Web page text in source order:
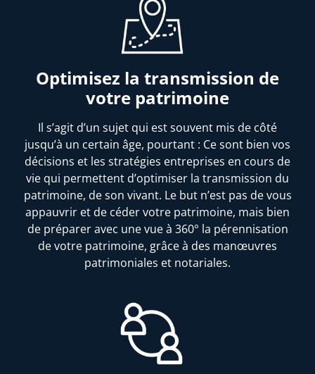
Optimisez la transmission de
votre patrimoine
Il s’agit d’un sujet qui est souvent mis de côté
jusqu’à un certain âge, pourtant : Ce sont bien vos
décisions et les stratégies entreprises en cours de
vie qui permettent d’optimiser la transmission du
patrimoine, de son vivant. Le but n’est pas de vous
appauvrir et de céder votre patrimoine, mais bien
de préparer avec une vue à 360° la pérennisation
de votre patrimoine, grâce à des manœuvres
patrimoniales et notariales.